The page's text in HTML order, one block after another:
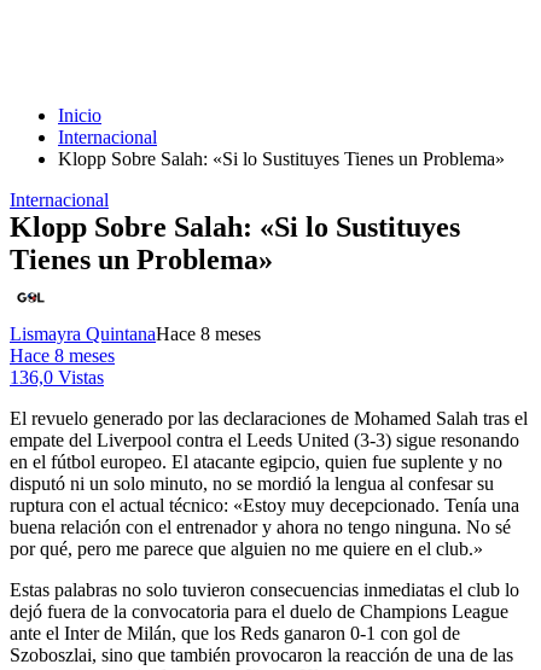
Inicio
Internacional
Klopp Sobre Salah: «Si lo Sustituyes Tienes un Problema»
Internacional
Klopp Sobre Salah: «Si lo Sustituyes
Tienes un Problema»
Lismayra QuintanaHace 8 meses
Hace 8 meses
136,0 Vistas
El revuelo generado por las declaraciones de Mohamed Salah tras el
empate del Liverpool contra el Leeds United (3-3) sigue resonando
en el fútbol europeo. El atacante egipcio, quien fue suplente y no
disputó ni un solo minuto, no se mordió la lengua al confesar su
ruptura con el actual técnico: «Estoy muy decepcionado. Tenía una
buena relación con el entrenador y ahora no tengo ninguna. No sé
por qué, pero me parece que alguien no me quiere en el club.»
Estas palabras no solo tuvieron consecuencias inmediatas el club lo
dejó fuera de la convocatoria para el duelo de Champions League
ante el Inter de Milán, que los Reds ganaron 0-1 con gol de
Szoboszlai, sino que también provocaron la reacción de una de las